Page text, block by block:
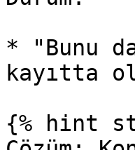
* "Bunu
kayıtta
{% hint